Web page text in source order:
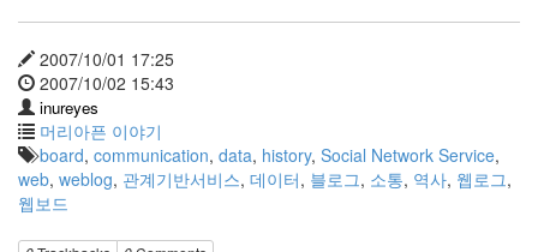
2007/10/01 17:25
2007/10/02 15:43
inureyes
머리아픈 이야기
board, communication, data, history, Social Network Service,
web, weblog, 관계기반서비스, 데이터, 블로그, 소통, 역사, 웹로그,
웹보드
기
35
Recent
Posts
텍